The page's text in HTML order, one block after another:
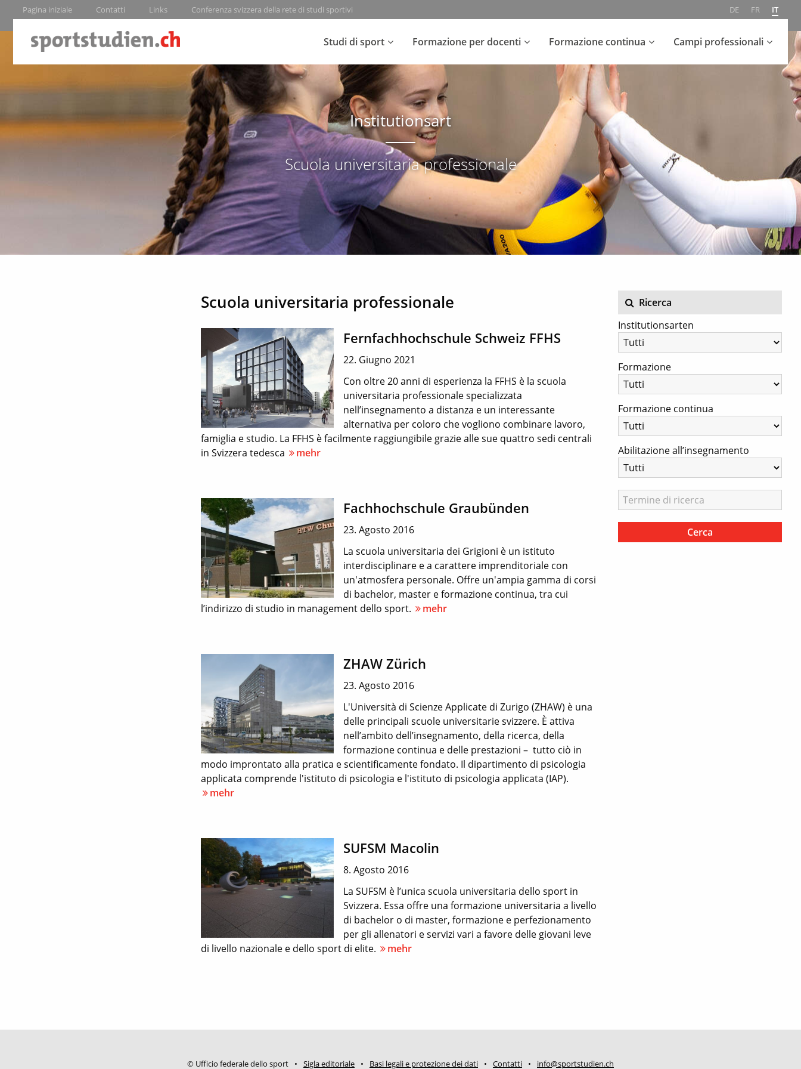
DE FR IT
Pagina iniziale Contatti Links Conferenza svizzera della rete di studi sportivi
Studi di sport Formazione per docenti Formazione continua Campi professionali
Institutionsart
Scuola universitaria professionale
Scuola universitaria professionale
Fernfachhochschule Schweiz FFHS
22. Giugno 2021
Con oltre 20 anni di esperienza la FFHS è la scuola
universitaria professionale specializzata
nell’insegnamento a distanza e un interessante
alternativa per coloro che vogliono combinare lavoro,
famiglia e studio. La FFHS è facilmente raggiungibile grazie alle sue quattro sedi centrali
in Svizzera tedesca
mehr
Fachhochschule Graubünden
23. Agosto 2016
La scuola universitaria dei Grigioni è un istituto
interdisciplinare e a carattere imprenditoriale con
un'atmosfera personale. Offre un'ampia gamma di corsi
di bachelor, master e formazione continua, tra cui
l’indirizzo di studio in management dello sport.
mehr
ZHAW Zürich
23. Agosto 2016
L'Università di Scienze Applicate di Zurigo (ZHAW) è una
delle principali scuole universitarie svizzere. È attiva
nell’ambito dell’insegnamento, della ricerca, della
formazione continua e delle prestazioni – tutto ciò in
modo improntato alla pratica e scientificamente fondato. Il dipartimento di psicologia
applicata comprende l'istituto di psicologia e l'istituto di psicologia applicata (IAP).
mehr
SUFSM Macolin
8. Agosto 2016
La SUFSM è l’unica scuola universitaria dello sport in
Svizzera. Essa offre una formazione universitaria a livello
di bachelor o di master, formazione e perfezionamento
per gli allenatori e servizi vari a favore delle giovani leve
di livello nazionale e dello sport di elite.
mehr
Ricerca
Institutionsarten
Formazione
Formazione continua
Abilitazione all’insegnamento
© Ufficio federale dello sport Sigla editoriale Basi legali e protezione dei dati Contatti info@sportstudien.ch